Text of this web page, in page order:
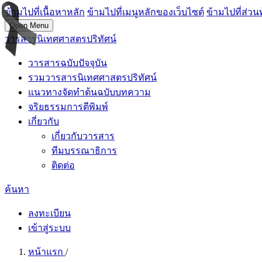
ข้ามไปที่เนื้อหาหลัก ข้ามไปที่เมนูหลักของเว็บไซต์ ข้ามไปที่ส่วน
Open Menu
วารสารนิเทศศาสตรปริทัศน์
วารสารฉบับปัจจุบัน
รวมวารสารนิเทศศาสตรปริทัศน์
แนวทางจัดทำต้นฉบับบทความ
จริยธรรมการตีพิมพ์
เกี่ยวกับ
เกี่ยวกับวารสาร
ทีมบรรณาธิการ
ติดต่อ
ค้นหา
ลงทะเบียน
เข้าสู่ระบบ
หน้าแรก /